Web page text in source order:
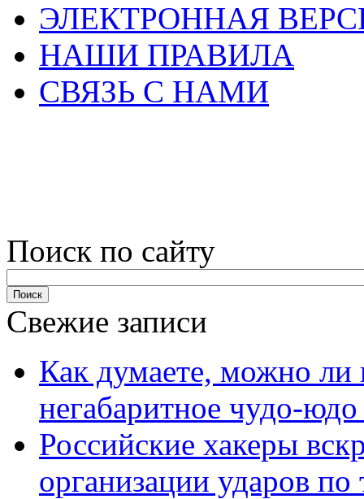
ЭЛЕКТРОННАЯ
НАШИ ПРАВИЛА
СВЯЗЬ С НАМИ
Поиск по сайту
Свежие записи
Как думаете, можно ли
негабаритное чудо-
Российские хакеры
организации ударов